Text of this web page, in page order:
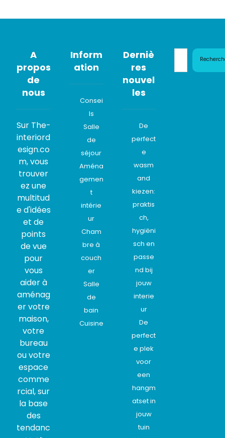
A
propos
de
nous
Sur The-
interiord
esign.co
m, vous
trouver
ez une
multitud
e d'idées
et de
points
de vue
pour
vous
aider à
aménag
er votre
maison,
votre
bureau
ou votre
espace
comme
rcial, sur
la base
des
tendanc
Inform
ation
Consei
ls
Salle
de
séjour
Aména
gemen
t
intérie
ur
Cham
bre à
couch
er
Salle
de
bain
Cuisine
Derniè
res
nouvel
les
De
perfect
e
wasm
and
kiezen:
praktis
ch,
hygiëni
sch en
passe
nd bij
jouw
interie
ur
De
perfect
e plek
voor
een
hangm
atset in
jouw
tuin